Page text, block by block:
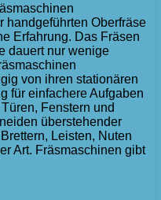
handgeführten Oberfräse
Erfahrung. Das Fräsen
dauert nur wenige
von ihren stationären
für einfachere Aufgaben
Fenstern und
überstehender
Leisten, Nuten
Art. Fräsmaschinen gibt